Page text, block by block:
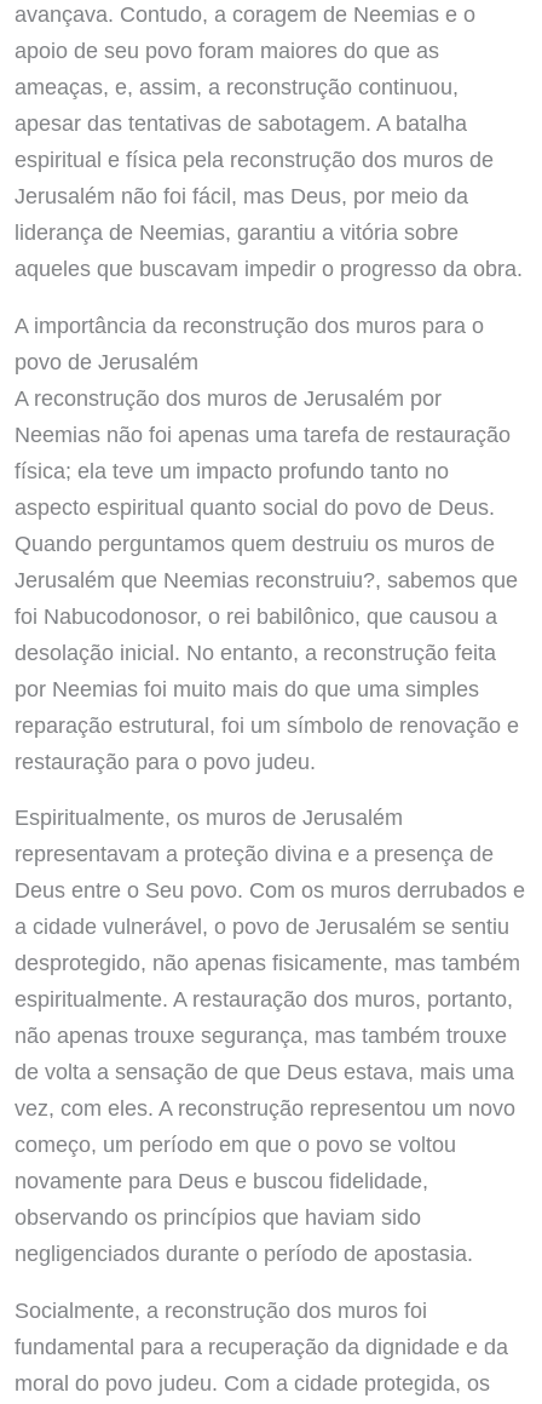
avançava. Contudo, a coragem de Neemias e o
apoio de seu povo foram maiores do que as
ameaças, e, assim, a reconstrução continuou,
apesar das tentativas de sabotagem. A batalha
espiritual e física pela reconstrução dos muros de
Jerusalém não foi fácil, mas Deus, por meio da
liderança de Neemias, garantiu a vitória sobre
aqueles que buscavam impedir o progresso da obra.
A importância da reconstrução dos muros para o
povo de Jerusalém
A reconstrução dos muros de Jerusalém por
Neemias não foi apenas uma tarefa de restauração
física; ela teve um impacto profundo tanto no
aspecto espiritual quanto social do povo de Deus.
Quando perguntamos quem destruiu os muros de
Jerusalém que Neemias reconstruiu?, sabemos que
foi Nabucodonosor, o rei babilônico, que causou a
desolação inicial. No entanto, a reconstrução feita
por Neemias foi muito mais do que uma simples
reparação estrutural, foi um símbolo de renovação e
restauração para o povo judeu.
Espiritualmente, os muros de Jerusalém
representavam a proteção divina e a presença de
Deus entre o Seu povo. Com os muros derrubados e
a cidade vulnerável, o povo de Jerusalém se sentiu
desprotegido, não apenas fisicamente, mas também
espiritualmente. A restauração dos muros, portanto,
não apenas trouxe segurança, mas também trouxe
de volta a sensação de que Deus estava, mais uma
vez, com eles. A reconstrução representou um novo
começo, um período em que o povo se voltou
novamente para Deus e buscou fidelidade,
observando os princípios que haviam sido
negligenciados durante o período de apostasia.
Socialmente, a reconstrução dos muros foi
fundamental para a recuperação da dignidade e da
moral do povo judeu. Com a cidade protegida, os